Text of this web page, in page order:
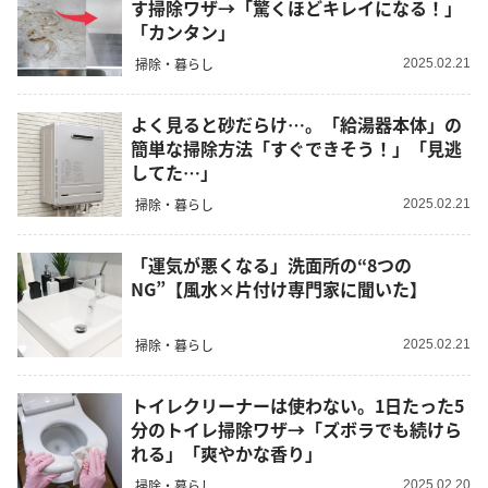
す掃除ワザ→「驚くほどキレイになる！」
「カンタン」
掃除・暮らし 2025.02.21
よく見ると砂だらけ…。「給湯器本体」の
簡単な掃除方法「すぐできそう！」「見逃
してた…」
掃除・暮らし 2025.02.21
「運気が悪くなる」洗面所の“8つの
NG”【風水×片付け専門家に聞いた】
掃除・暮らし 2025.02.21
トイレクリーナーは使わない。1日たった5
分のトイレ掃除ワザ→「ズボラでも続けら
れる」「爽やかな香り」
2025.02.20